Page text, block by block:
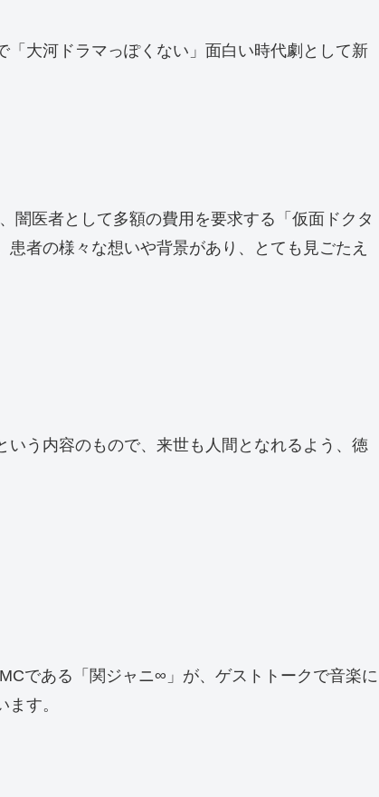
大河ドラマっぽくない」面白い時代劇として新
闇医者として多額の費用を要求する「仮面ドクタ
者の様々な想いや背景があり、とても見ごたえ
う内容のもので、来世も人間となれるよう、徳
である「関ジャニ∞」が、ゲストトークで音楽に
す。